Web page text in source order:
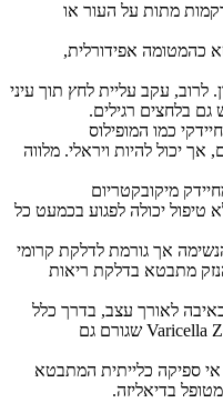
מתות על העור או
כהמטומה אפידורלית,
לרוב, עקב עליית לחץ תוך עיני
גם בלחצים רגילים.
כמו המופילוס
אך יכול להיות ויראלי. מלווה
מיקובקטריום
טיפול יכולה לפגוע בכמעט כל
אך גורמת לדלקת קרומי
מתבטא בדלקת ריאות
לאורך עצב, בדרך כלל
Varicella שגורם גם
ספיקה כלייתית המתבטא
בדיאליזה.